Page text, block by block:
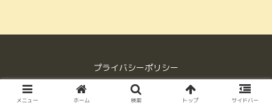
プライバシーポリシー
© 2017 マンチカンマリモの気まぐれブログ.
メニュー ホーム 検索 トップ サイドバー